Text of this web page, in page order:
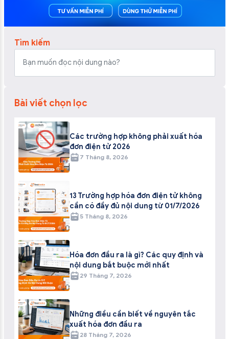
Tìm kiếm
Bài viết chọn lọc
Các trường hợp không phải xuất hóa
đơn điện tử 2026
7 Tháng 8, 2026
13 Trường hợp hóa đơn điện tử không
cần có đầy đủ nội dung từ 01/7/2026
5 Tháng 8, 2026
Hóa đơn đầu ra là gì? Các quy định và
nội dung bắt buộc mới nhất
29 Tháng 7, 2026
Những điều cần biết về nguyên tắc
xuất hóa đơn đầu ra
28 Tháng 7, 2026